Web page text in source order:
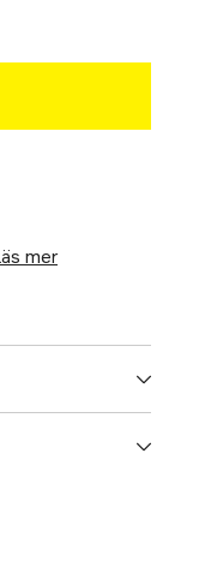
läs mer